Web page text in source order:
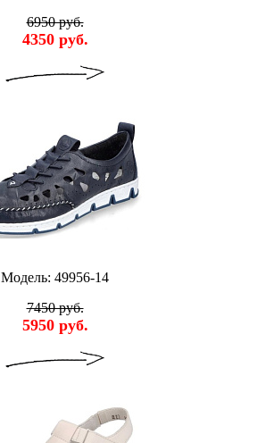
6950 руб.
4350 руб.
Модель: 49956-14
7450 руб.
5950 руб.